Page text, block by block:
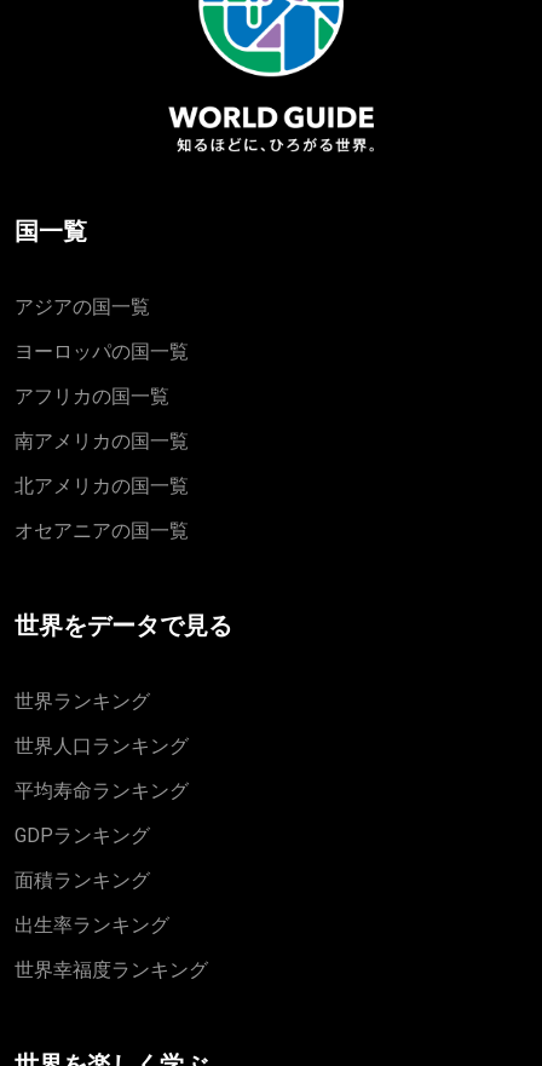
国一覧
アジアの国一覧
ヨーロッパの国一覧
アフリカの国一覧
南アメリカの国一覧
北アメリカの国一覧
オセアニアの国一覧
世界をデータで見る
世界ランキング
世界人口ランキング
平均寿命ランキング
GDPランキング
面積ランキング
出生率ランキング
世界幸福度ランキング